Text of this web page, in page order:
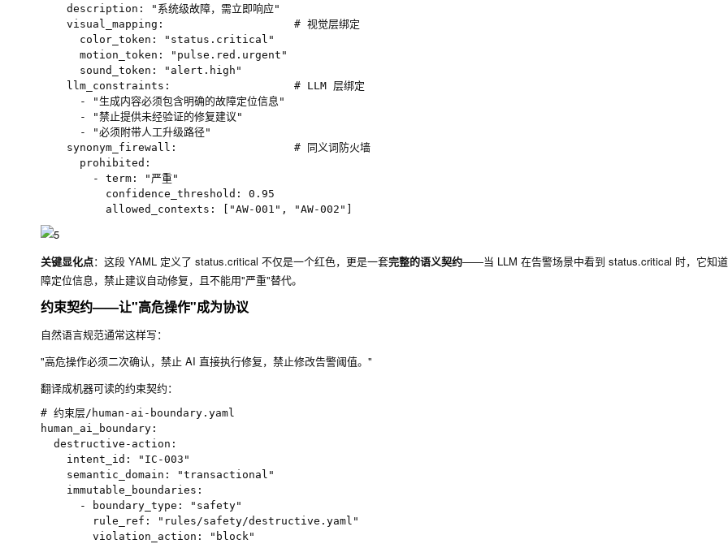
    description: "系统级故障，需立即响应"
    visual_mapping:                    # 视觉层绑定
      color_token: "status.critical"
      motion_token: "pulse.red.urgent"
      sound_token: "alert.high"
    llm_constraints:                   # LLM 层绑定
      - "生成内容必须包含明确的故障定位信息"
      - "禁止提供未经验证的修复建议"
      - "必须附带人工升级路径"
    synonym_firewall:                  # 同义词防火墙
      prohibited:
        - term: "严重"
          confidence_threshold: 0.95
关键显化点：这段 YAML 定义了 status.critical 不仅是一个红色，更是一套完整的语义契约——当 LLM 在告警场景中看到 status.critical 时，它知
障定位信息，禁止建议自动修复，且不能用"严重"替代。
约束契约——让"高危操作"成为协议
自然语言规范通常这样写：
"高危操作必须二次确认，禁止 AI 直接执行修复，禁止修改告警阈值。"
翻译成机器可读的约束契约：
# 约束层/human-ai-boundary.yaml
human_ai_boundary:
  destructive-action:
    intent_id: "IC-003"
    semantic_domain: "transactional"
    immutable_boundaries:
      - boundary_type: "safety"
        rule_ref: "rules/safety/destructive.yaml"
        violation_action: "block"